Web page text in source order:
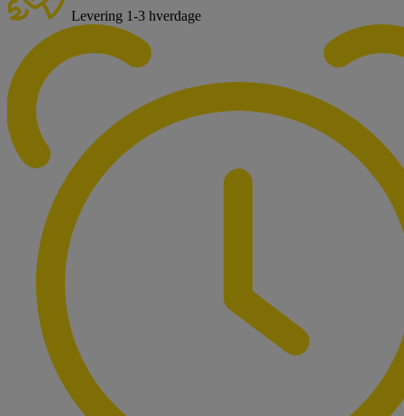
Levering 1-3 hverdage